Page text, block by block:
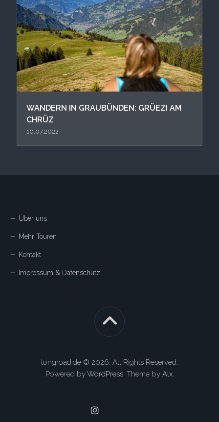
WANDERN IN GRAUBÜNDEN: GRÜEZI AM
CHRÜZ
10.07.2022
Über uns
Mehr Touren
Kontakt
Impressum & Datenschutz
longroad.de © 2026. All Rights Reserved.
Powered byWordPress. Theme by Alx.